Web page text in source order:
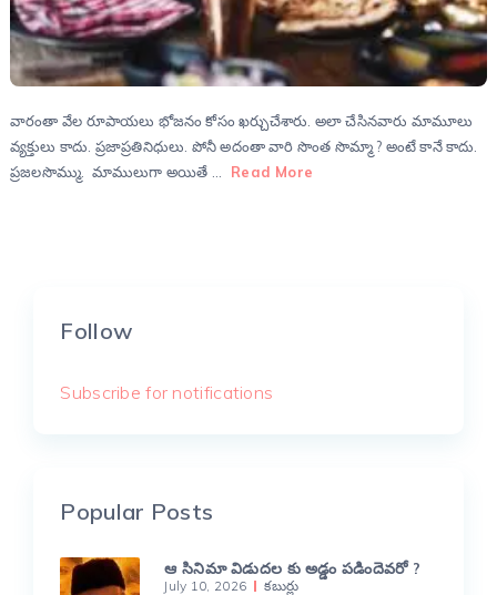
వారంతా వేల రూపాయలు భోజనం కోసం ఖర్చుచేశారు. అలా చేసినవారు మామూలు
వ్యక్తులు కాదు. ప్రజాప్రతినిధులు. పోనీ అదంతా వారి సొంత సొమ్మా ? అంటే కానే కాదు.
ప్రజలసొమ్ము. మాములుగా అయితే …
Read More
Follow
Subscribe for notifications
Popular Posts
ఆ సినిమా విడుదల కు అడ్డం పడిందెవరో ?
July 10, 2026 కబుర్లు